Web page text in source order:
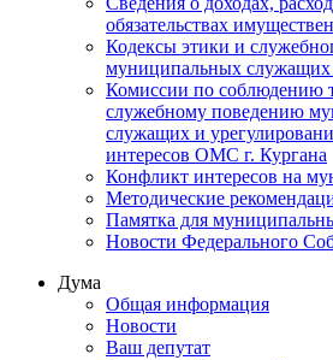
обязательствах
Кодексы этики и
муниципальных служащих
Комиссии по соблюдению
служебному поведению
служащих и
интересов ОМС г. Кургана
Конфликт интересов на
Методические
Памятка для
Новости Федерального
Дума
Общая информация
Новости
Ваш депутат